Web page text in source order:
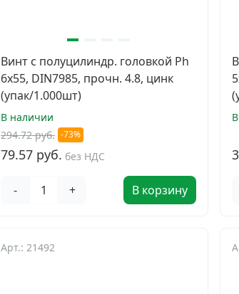
Винт с полуцилиндр. головкой Ph
6х55, DIN7985, прочн. 4.8, цинк
(упак/1.000шт)
В наличии
294.72 руб. -73%
79.57 руб. без НДС
- + В корзину
Арт.: 21492